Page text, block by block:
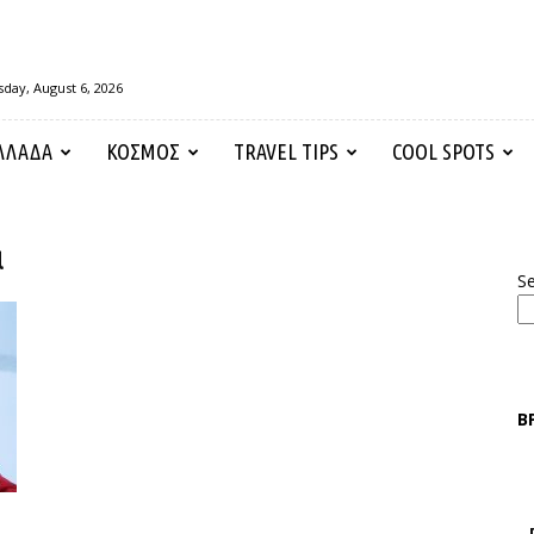
August 6, 2026
ΚΟΣΜΟΣ TRAVEL TIPS COOL SPOTS